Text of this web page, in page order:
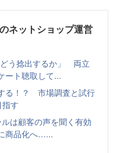
ネットショップ運営
う捻出するか」 両立
ート聴取して...
る！？ 市場調査と試行
す
は顧客の声を聞く有効
商品化へ…...